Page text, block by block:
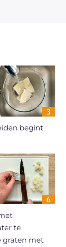
begint
te
graten met